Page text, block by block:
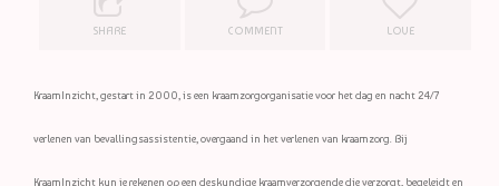
SHARE COMMENT LOVE
KraamInzicht, gestart in 2000, is een kraamzorgorganisatie voor het dag en nacht 24/7
verlenen van bevallingsassistentie, overgaand in het verlenen van kraamzorg. Bij
KraamInzicht kun je rekenen op een deskundige kraamverzorgende die verzorgt, begeleidt en